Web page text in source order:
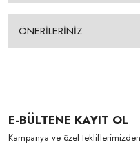
ÖNERİLERİNİZ
E-BÜLTENE KAYIT OL
Kampanya ve özel